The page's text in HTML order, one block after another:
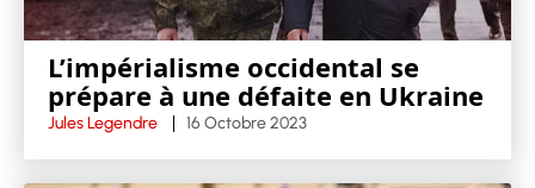
L’impérialisme occidental se
prépare à une défaite en Ukraine
Jules Legendre 16 Octobre 2023